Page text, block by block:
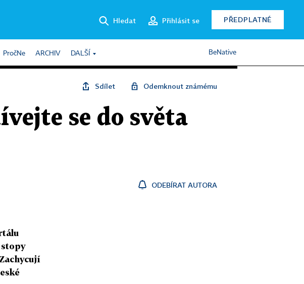
Hledat Přihlásit se PŘEDPLATNÉ
PročNe ARCHIV DALŠÍ BeNative
Sdílet Odemknout známému
se do světa
ODEBÍRAT AUTORA